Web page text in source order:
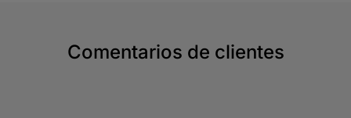
Comentarios de clientes